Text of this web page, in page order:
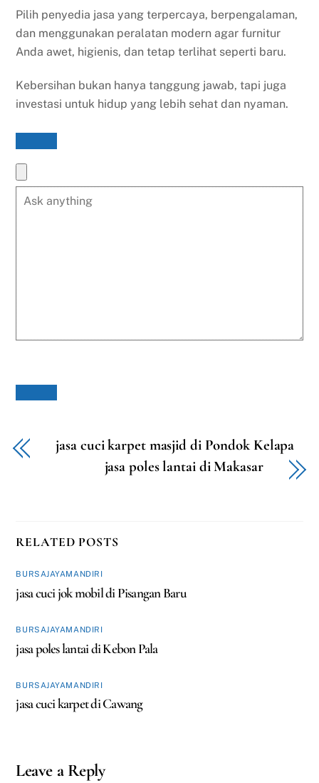
Pilih penyedia jasa yang terpercaya, berpengalaman,
dan menggunakan peralatan modern agar furnitur
Anda awet, higienis, dan tetap terlihat seperti baru.
Kebersihan bukan hanya tanggung jawab, tapi juga
investasi untuk hidup yang lebih sehat dan nyaman.
jasa cuci karpet masjid di Pondok Kelapa
jasa poles lantai di Makasar
RELATED POSTS
BURSAJAYAMANDIRI
jasa cuci jok mobil di Pisangan Baru
BURSAJAYAMANDIRI
jasa poles lantai di Kebon Pala
BURSAJAYAMANDIRI
jasa cuci karpet di Cawang
Leave a Reply